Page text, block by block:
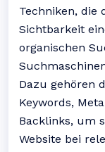
Techniken, die
Sichtbarkeit
organischen
Dazu gehören
Keywords,
Backlinks, um
Website bei